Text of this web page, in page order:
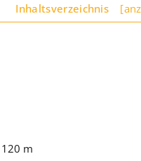
Inhaltsverzeichnis
m